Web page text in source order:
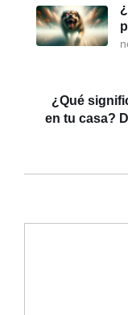
¿Qué
en tu casa?